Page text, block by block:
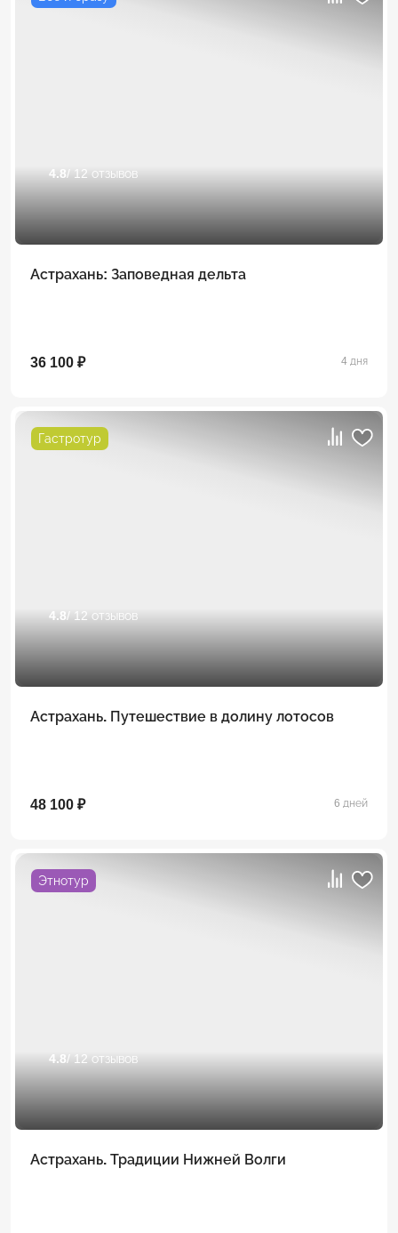
4.8/ 12 отзывов
Астрахань: Заповедная дельта
36 100 ₽ 4 дня
Гастротур
4.8/ 12 отзывов
Астрахань. Путешествие в долину лотосов
48 100 ₽ 6 дней
Этнотур
4.8/ 12 отзывов
Астрахань. Традиции Нижней Волги